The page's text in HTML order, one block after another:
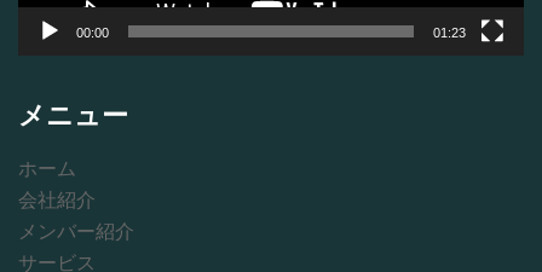
00:00 01:23
メニュー
ホーム
会社紹介
メンバー紹介
サービス